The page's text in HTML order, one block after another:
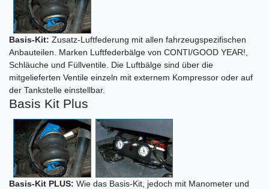
Basis-Kit: Zusatz-Luftfederung mit allen fahrzeugspezifischen
Anbauteilen. Marken Luftfederbälge von CONTI/GOOD YEAR!,
Schläuche und Füllventile. Die Luftbälge sind über die
mitgelieferten Ventile einzeln mit externem Kompressor oder auf
der Tankstelle einstellbar.
Basis Kit Plus
Basis-Kit PLUS: Wie das Basis-Kit, jedoch mit Manometer und